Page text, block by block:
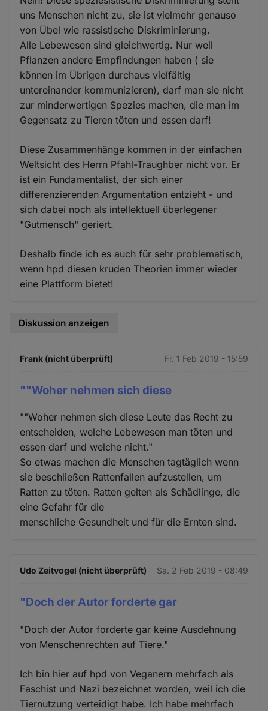
uns Menschen nicht zu, sie ist vielmehr genauso
von Übel wie rassistische Diskriminierung.
Alle Lebewesen sind gleichwertig. Nur weil
Pflanzen andere Empfindungen haben ( sie
können im Übrigen durchaus vielfältig
untereinander kommunizieren), darf man sie nicht
zur minderwertigen Spezies machen, die man im
Gegensatz zu Tieren töten und essen darf!
Diese Zusammenhänge kommen in der einfachen
Weltsicht des Herrn Pfahl-Traughber nicht vor. Er
ist ein Fundamentalist, der sich einer
differenzierenden Argumentation entzieht - und
sich dabei noch als intellektuell überlegener
"Gutmensch" geriert.
Deshalb finde ich es auch für sehr problematisch,
wenn hpd diesen kruden Theorien immer wieder
eine Plattform bietet!
Diskussion anzeigen
Frank (nicht überprüft) Fr. 1 Feb 2019 - 15:59
""Woher nehmen sich diese
""Woher nehmen sich diese Leute das Recht zu
entscheiden, welche Lebewesen man töten und
essen darf und welche nicht."
So etwas machen die Menschen tagtäglich wenn
sie beschließen Rattenfallen aufzustellen, um
Ratten zu töten. Ratten gelten als Schädlinge, die
eine Gefahr für die
menschliche Gesundheit und für die Ernten sind.
Udo Zeitvogel (nicht überprüft) Sa. 2 Feb 2019 - 08:49
"Doch der Autor forderte gar
"Doch der Autor forderte gar keine Ausdehnung
von Menschenrechten auf Tiere."
Ich bin hier auf hpd von Veganern mehrfach als
Faschist und Nazi bezeichnet worden, weil ich die
Tiernutzung verteidigt habe. Ich habe mehrfach